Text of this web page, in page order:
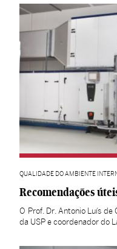
QUALIDADE DO AMBIENTE
Recomendações
O Prof. Dr. Antonio Luís de
da USP e coordenador do